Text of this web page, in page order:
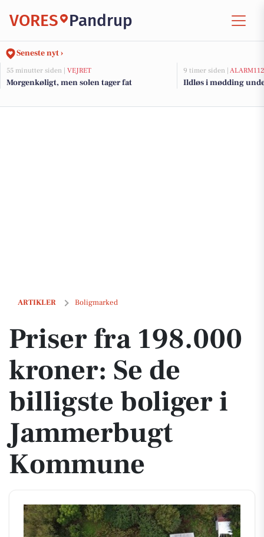
VORES Pandrup
Seneste nyt ›
55 minutter siden | VEJRET
Morgenkøligt, men solen tager fat
9 timer siden | ALARM112
Ildløs i mødding
ARTIKLER Boligmarked
Priser fra 198.000 kroner: Se de billigste boliger i Jammerbugt
Priser fra 198.000
kroner: Se de
billigste boliger i
Jammerbugt
Kommune